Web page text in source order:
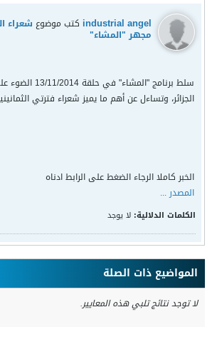
industrial angel كتب موضوع شعراء
مجهر "المشاء"
سلط برنامج
الجزائر، وتساءل عن أهم ما يميز شعراء فترتي
الخبر كاملا الرجاء الضغط على الرابط ادناه
المصدر ...
الكلمات الدلالية: لا يوجد
المواضيع ذات الصلة
لا توجد نتائج تلبي هذه المعايير.